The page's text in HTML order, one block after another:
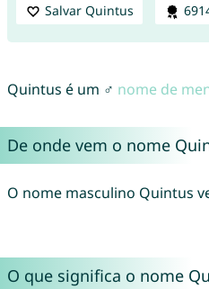
Salvar Quintus
Quintus é um ♂ nome de
De onde vem o nome
O nome masculino Quintus
O que significa o nome